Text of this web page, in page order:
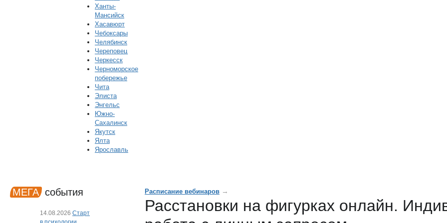
Ханты-
Мансийск
Хасавюрт
Чебоксары
Челябинск
Череповец
Черкесск
Черноморское
побережье
Чита
Элиста
Энгельс
Южно-
Сахалинск
Якутск
Ялта
Ярославль
Расписание вебинаров →
Расстановки на фигурках онлайн.
МЕГА события
14.08.2026 Старт